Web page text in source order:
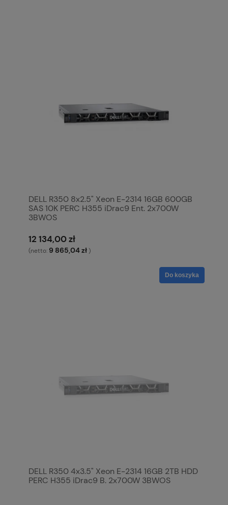
DELL R350 8x2.5" Xeon E-2314 16GB 600GB
SAS 10K PERC H355 iDrac9 Ent. 2x700W
3BWOS
12 134,00 zł
(netto: 9 865,04 zł )
Do koszyka
DELL R350 4x3.5" Xeon E-2314 16GB 2TB HDD
PERC H355 iDrac9 B. 2x700W 3BWOS